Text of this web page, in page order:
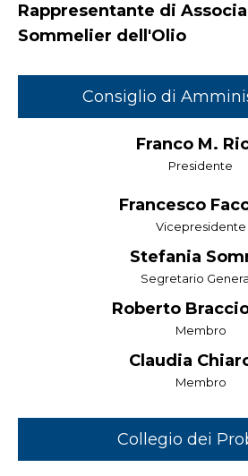
Rappresentante di
Sommelier dell'Olio
Consiglio di
Franco M.
Presidente
Francesco
Vicepresidente
Stefania
Segretario
Roberto
Membro
Claudia
Membro
Collegio dei